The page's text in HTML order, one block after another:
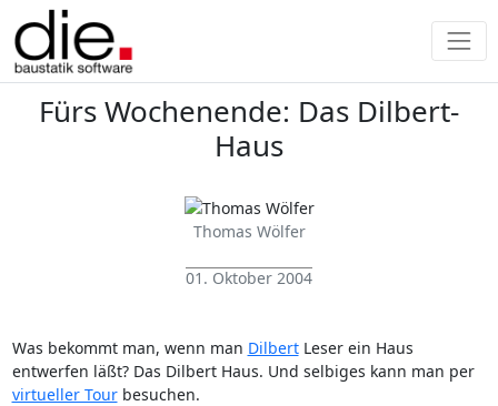
Fürs Wochenende: Das Dilbert-
Haus
Thomas Wölfer
01. Oktober 2004
Was bekommt man, wenn man DilbertLeser ein Haus
entwerfen läßt? Das Dilbert Haus. Und selbiges kann man per
virtueller Tourbesuchen.